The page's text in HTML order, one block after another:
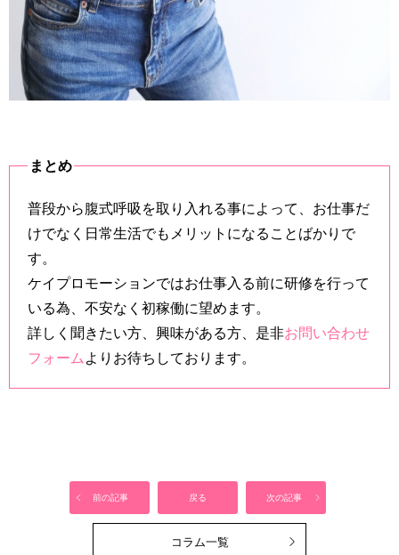
まとめ
普段から腹式呼吸を取り入れる事によって、お仕事だ
けでなく日常生活でもメリットになることばかりで
す。
ケイプロモーションではお仕事入る前に研修を行って
いる為、不安なく初稼働に望めます。
詳しく聞きたい方、興味がある方、是非お問い合わせ
フォームよりお待ちしております。
前の記事 戻る 次の記事
コラム一覧